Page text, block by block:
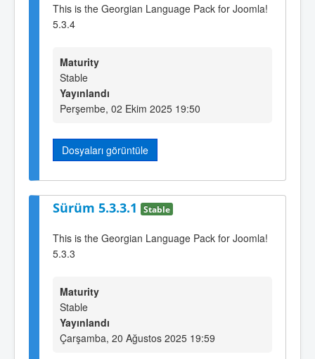
This is the Georgian Language Pack for Joomla!
5.3.4
Maturity
Stable
Yayınlandı
Perşembe, 02 Ekim 2025 19:50
Dosyaları görüntüle
Sürüm 5.3.3.1 Stable
This is the Georgian Language Pack for Joomla!
5.3.3
Maturity
Stable
Yayınlandı
Çarşamba, 20 Ağustos 2025 19:59